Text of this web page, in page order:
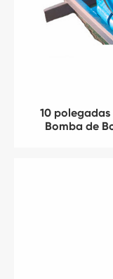
10 polegadas
Bomba de